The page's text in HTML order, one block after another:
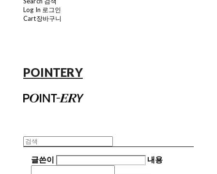
Log In 로그인
Cart장바구니
POINTERY
글쓴이 내용